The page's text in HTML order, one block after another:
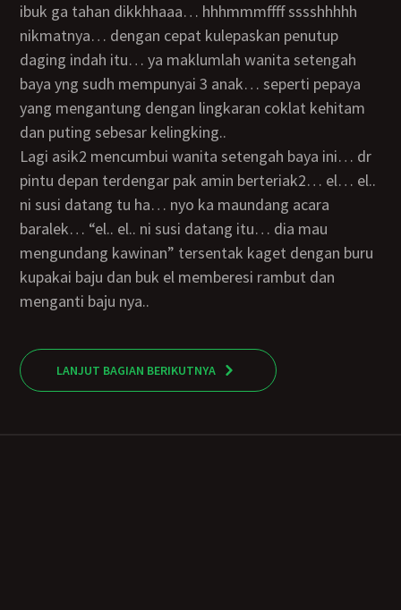
ibuk ga tahan dikkhhaaa… hhhmmmffff sssshhhhh
nikmatnya… dengan cepat kulepaskan penutup
daging indah itu… ya maklumlah wanita setengah
baya yng sudh mempunyai 3 anak… seperti pepaya
yang mengantung dengan lingkaran coklat kehitam
dan puting sebesar kelingking..
lagi asik2 mencumbui wanita setengah baya ini… dr
pintu depan terdengar pak amin berteriak2… el… el..
ni susi datang tu ha… nyo ka maundang acara
baralek… “el.. el.. ni susi datang itu… dia mau
mengundang kawinan” tersentak kaget dengan buru
kupakai baju dan buk el memberesi rambut dan
menganti baju nya..
LANJUT BAGIAN BERIKUTNYA